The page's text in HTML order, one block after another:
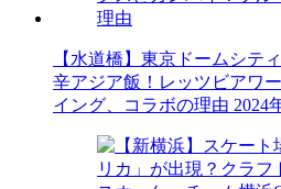
【水道橋】東京ドームシテ
辛アジア飯！レッツビアワ
イング、コラボの理由 2024